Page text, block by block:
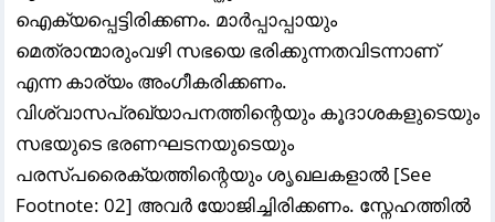
ഐക്യപ്പെട്ടിരിക്കണം. മാർപ്പാപ്പായും
മെത്രാന്മാരുംവഴി സഭയെ ഭരിക്കുന്നതവിടന്നാണ്
എന്ന കാര്യം അംഗീകരിക്കണം.
വിശ്വാസപ്രഖ്യാപനത്തിന്റെയും കൂദാശകളുടെയും
സഭയുടെ ഭരണഘടനയുടെയും
പരസ്പരൈക്യത്തിന്റെയും ശൃഖലകളാൽ [See
Footnote: 02] അവർ യോജിച്ചിരിക്കണം. സ്നേഹത്തിൽ